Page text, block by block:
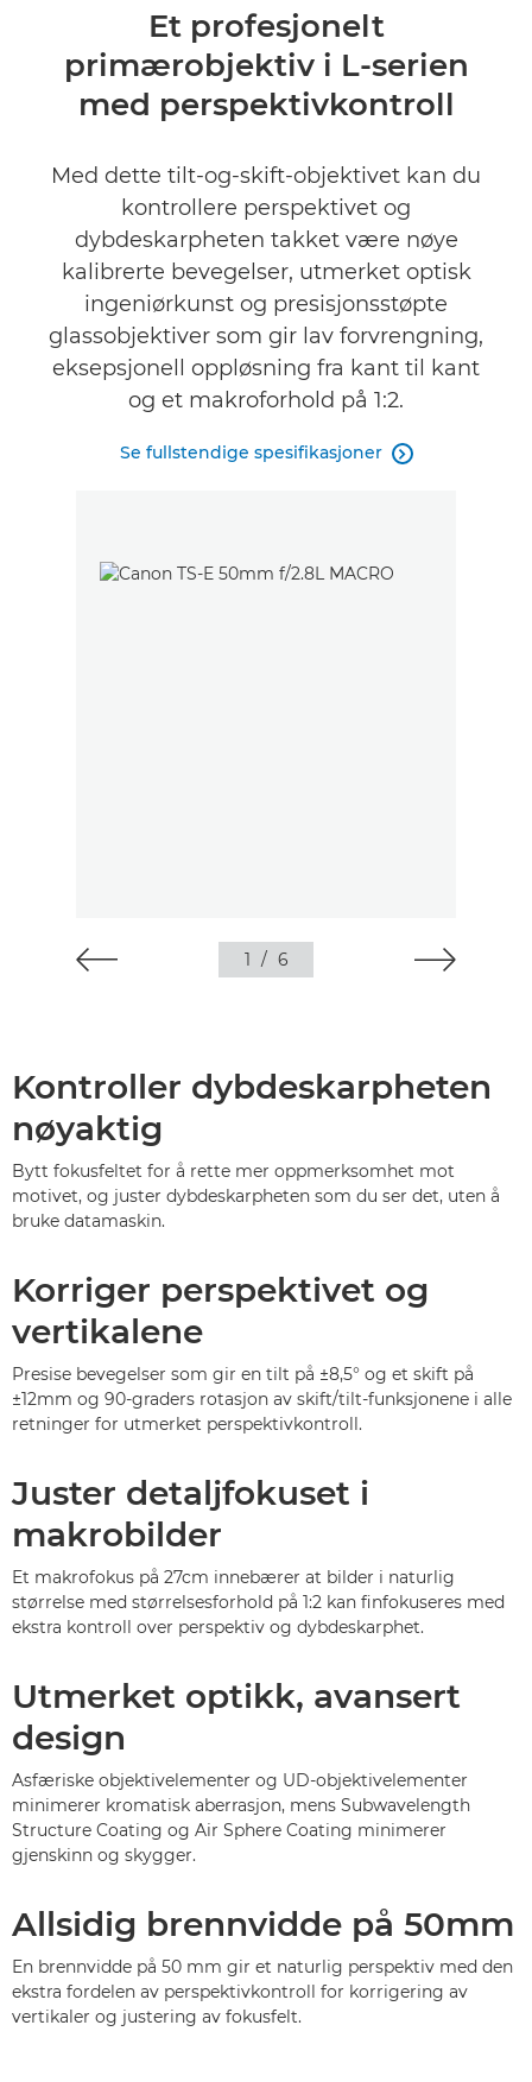
Spesifikasjoner
Et profesjonelt
primærobjektiv i L-serien
med perspektivkontroll
Med dette tilt-og-skift-objektivet kan du
kontrollere perspektivet og
dybdeskarpheten takket være nøye
kalibrerte bevegelser, utmerket optisk
ingeniørkunst og presisjonsstøpte
glassobjektiver som gir lav forvrengning,
eksepsjonell oppløsning fra kant til kant
og et makroforhold på 1:2.
Se fullstendige spesifikasjoner 
1 / 6
Kontroller dybdeskarpheten
nøyaktig
Bytt fokusfeltet for å rette mer oppmerksomhet mot
motivet, og juster dybdeskarpheten som du ser det, uten å
bruke datamaskin.
Korriger perspektivet og
vertikalene
Presise bevegelser som gir en tilt på ±8,5° og et skift på
±12mm og 90-graders rotasjon av skift/tilt-funksjonene i alle
retninger for utmerket perspektivkontroll.
Juster detaljfokuset i
makrobilder
Et makrofokus på 27cm innebærer at bilder i naturlig
størrelse med størrelsesforhold på 1:2 kan finfokuseres med
ekstra kontroll over perspektiv og dybdeskarphet.
Utmerket optikk, avansert
design
Asfæriske objektivelementer og UD-objektivelementer
minimerer kromatisk aberrasjon, mens Subwavelength
Structure Coating og Air Sphere Coating minimerer
gjenskinn og skygger.
Allsidig brennvidde på 50mm
En brennvidde på 50 mm gir et naturlig perspektiv med den
ekstra fordelen av perspektivkontroll for korrigering av
vertikaler og justering av fokusfelt.